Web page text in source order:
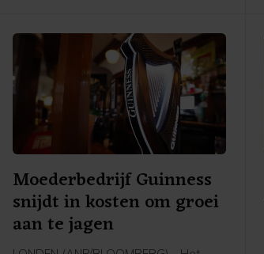
Moederbedrijf Guinness
snijdt in kosten om groei
aan te jagen